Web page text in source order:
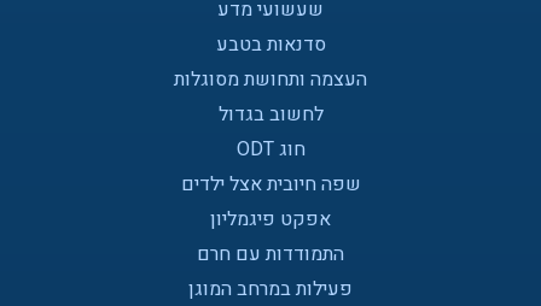
שעשועי מדע
סדנאות בטבע
העצמה ותחושת מסוגלות
לחשוב בגדול
חוג ODT
שפה חיובית אצל ילדים
אפקט פיגמליון
התמודדות עם חרם
פעילות במרחב המוגן